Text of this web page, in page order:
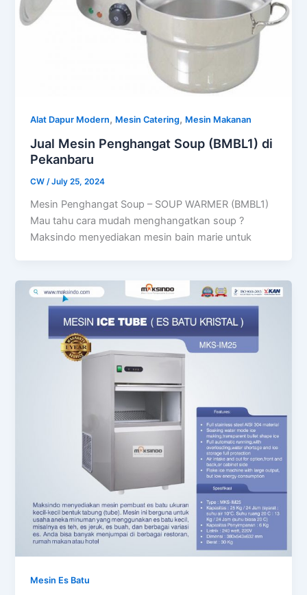
Alat Dapur Modern, Mesin Catering, Mesin Makanan
Jual Mesin Penghangat Soup (BMBL1) di
Pekanbaru
CW/July 25, 2024
Mesin Penghangat Soup – SOUP WARMER (BMBL1)
Mau tahu cara mudah menghangatkan soup ?
Maksindo menyediakan mesin bain marie untuk
Mesin Es Batu